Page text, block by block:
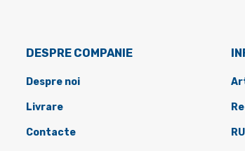
DESPRE COMPANIE
Despre noi
Livrare
Contacte RU